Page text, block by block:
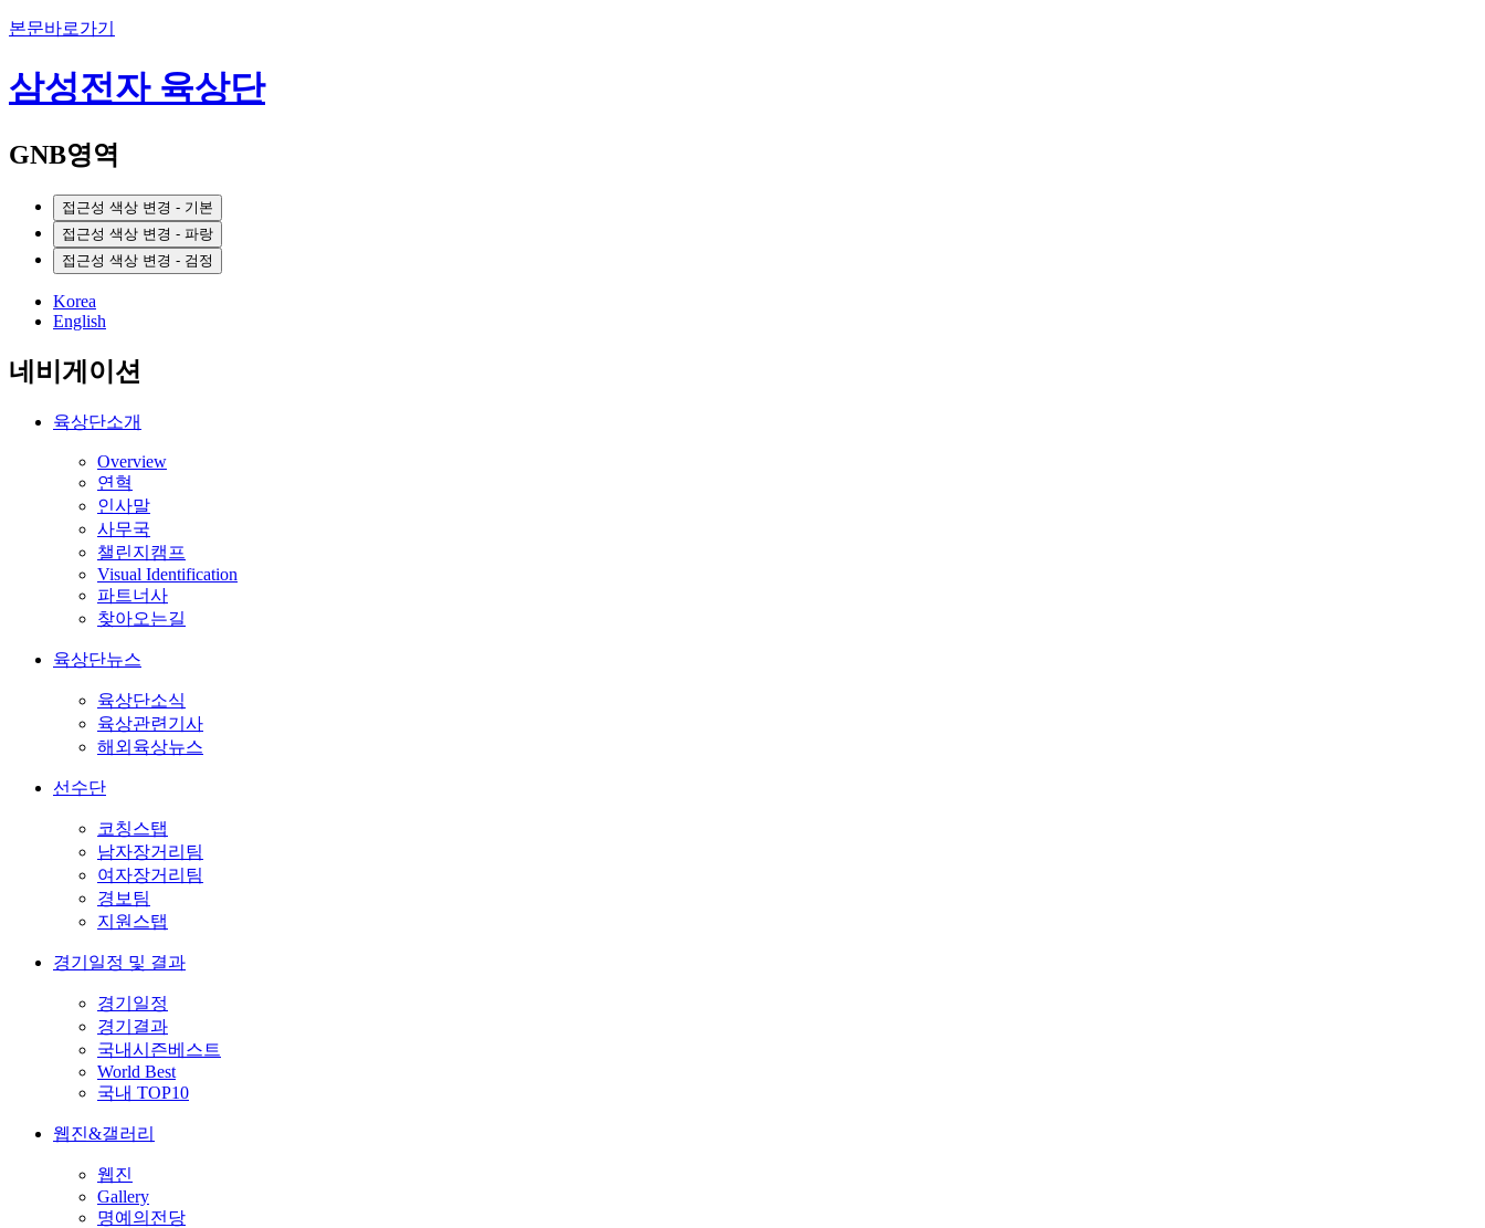
본문바로가기
삼성전자 육상단
GNB영역
접근성 색상 변경 - 기본
접근성 색상 변경 - 파랑
접근성 색상 변경 - 검정
Korea
English
네비게이션
육상단소개
Overview
연혁
인사말
사무국
챌린지캠프
Visual Identification
파트너사
찾아오는길
육상단뉴스
육상단소식
육상관련기사
해외육상뉴스
선수단
코칭스탭
남자장거리팀
여자장거리팀
경보팀
지원스탭
경기일정 및 결과
경기일정
경기결과
국내시즌베스트
World Best
국내 TOP10
웹진&갤러리
웹진
Gallery
명예의전당